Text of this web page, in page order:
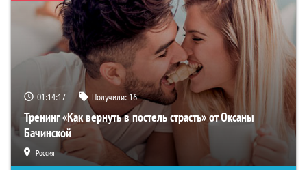
01:14:17 Получили:16
Тренинг «Как вернуть в постель страсть» от Оксаны
Бачинской
Россия